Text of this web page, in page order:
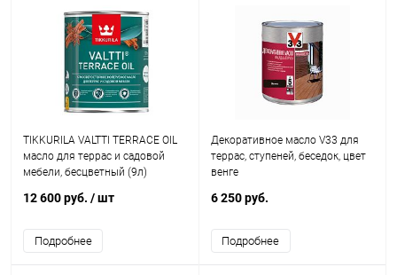
TIKKURILA VALTTI TERRACE OIL
масло для террас и садовой
мебели, бесцветный (9л)
12 600 руб. / шт
Подробнее
Декоративное масло V33 для
террас, ступеней, беседок, цвет
венге
6 250 руб.
Подробнее